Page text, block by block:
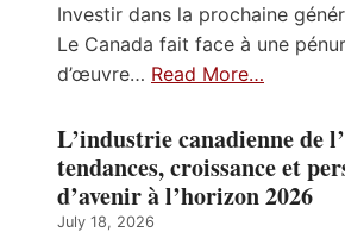
Investir dans la prochaine
Le Canada fait face à une
d’œuvre… Read More…
L’industrie canadienne de
tendances, croissance et
d’avenir à l’horizon 2026
July 18, 2026